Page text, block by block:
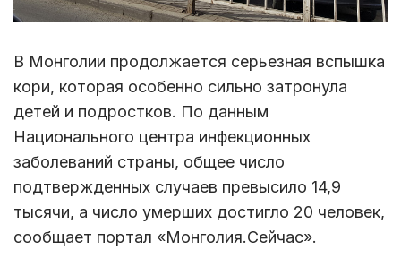
В Монголии продолжается серьезная вспышка
кори, которая особенно сильно затронула
детей и подростков. По данным
Национального центра инфекционных
заболеваний страны, общее число
подтвержденных случаев превысило 14,9
тысячи, а число умерших достигло 20 человек,
сообщает портал «Монголия.Сейчас».